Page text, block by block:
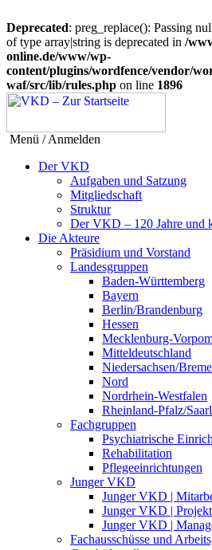
Deprecated: preg_replace(): Passing
of type array|string is deprecated in /
online.de/www/wp-
content/plugins/wordfence/vendor/
waf/src/lib/rules.php on line 1896
Menü / Anmelden
Der VKD
Aufgaben und Satzung
Mitgliedschaft
Struktur
Der VKD – 120 Jahre und
Die Akteure
Präsidium und Vorstand
Landesgruppen
Baden-Württemberg
Bayern
Berlin/Brandenburg
Hessen
Mecklenburg-
Mitteldeutschland
Niedersachsen/
Nord
Nordrhein-Westfalen
Rheinland-Pfalz/
Fachgruppen
Psychiatrische
Rehabilitation
Pflegeeinrichtungen
Junger VKD
Junger VKD |
Junger VKD |
Junger VKD |
Fachausschüsse und